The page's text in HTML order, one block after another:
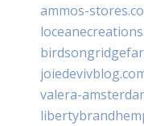
ammos-
valera-